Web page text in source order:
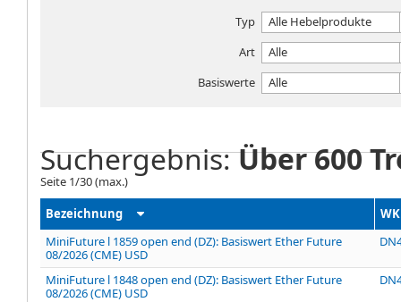
Typ
Alle Hebelprodukte
Art
Alle
Basiswerte
Alle
Suchergebnis:Über 600
Seite 1/30(max.)
Bezeichnung
MiniFuture l 1859 open end (DZ): Basiswert Ether Future
08/2026 (CME) USD
MiniFuture l 1848 open end (DZ): Basiswert Ether Future
08/2026 (CME) USD